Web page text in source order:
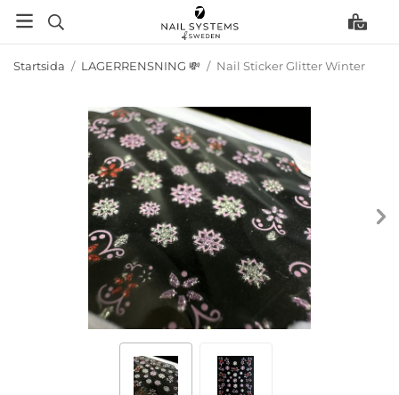
Startsida / LAGERRENSNING 💸 / Nail Sticker Glitter Winter